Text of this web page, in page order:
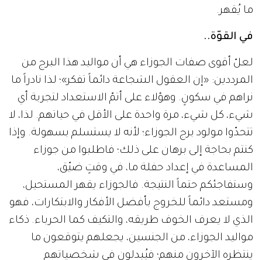
ما يُقهر.
في القوّة..
لعلّ أقوى صفات الجوزاء هي أن مواليد هذا البرج من
المرددين: «إن العقول الشجاعة دائماً تفكر»؛ لذا نادراً ما
نراهم في سكونٍ. وهؤلاء على أتمّ الاستعداد لتجربة أي
شيء، كل شيء، مرة واحدة على الأقل في حياتهم. لذا، لا
تتحدّوا مولود برج الجوزاء؛ لأنه لا يستسلم بسهولة. وإذا
كنتم بحاجة إلى برهان على ذلك؛ فاطلبوا من جوزاء
المساعدة في إعداد حفلة ما، في وقتٍ ضيّق،
وستفاجئكم حتماً النتيجة. فالجوزاء يقهر المستحيل،
ومستعد دائماً للخروج بأفضل الأفكار والابتكارات، فهو
الذي لا يعرف الخوف طريقه، والتكيف كما الحرباء. ذكاء
مواليد الجوزاء، من الجنسين، يجعلهم يتوقعون ما
ينتظره الآخرون منهم؛ فيُبدلون في شخصياتهم